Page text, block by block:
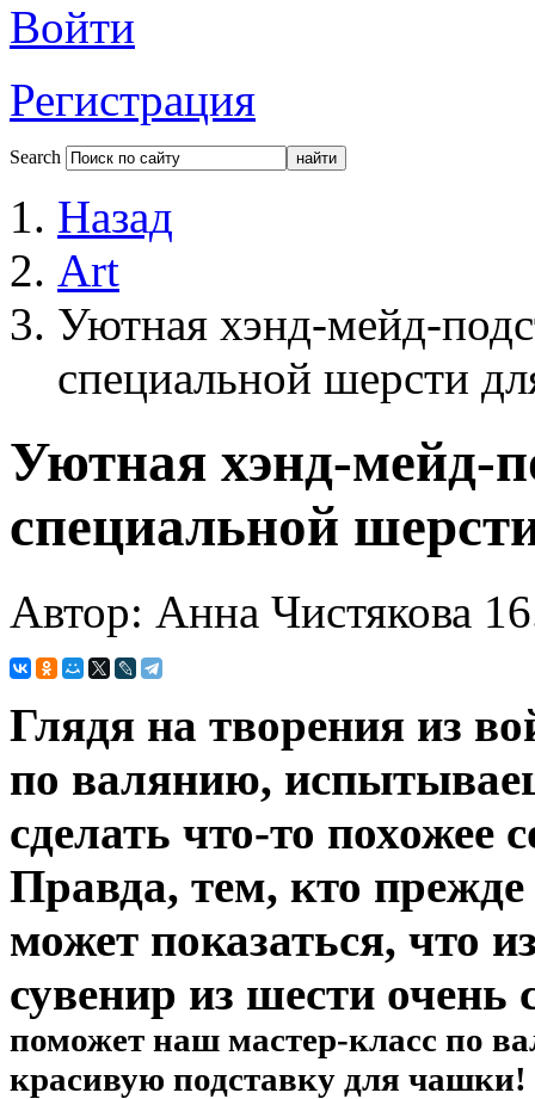
Войти
Регистрация
Search
Назад
Art
Уютная хэнд-мейд-
специальной шерсти
Уютная хэнд-мейд-
специальной
Автор: Анна Чистякова
Глядя на творения из
по валянию,
сделать что-то похожее
Правда, тем, кто
может показаться, что
сувенир из шести
поможет наш мастер-класс по
красивую подставку для чашки!